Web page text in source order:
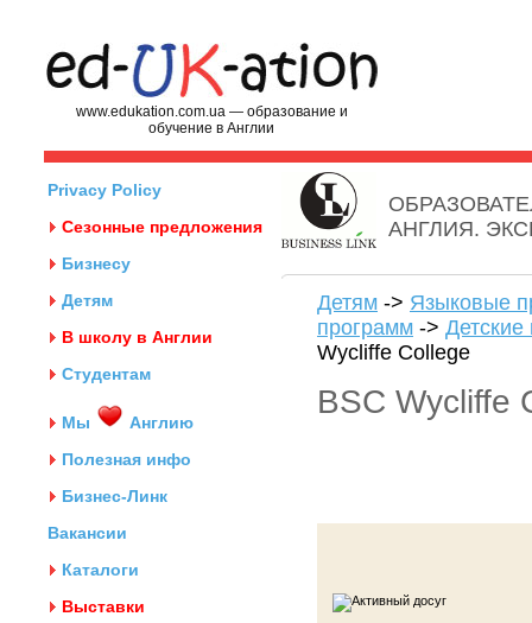
www.edukation.com.ua — образование и
обучение в Англии
Privacy Policy
Сезонные предложения
Бизнесу
Детям
В школу в Англии
Студентам
Мы
Англию
Полезная инфо
Бизнес-Линк
Вакансии
Каталоги
Выставки
АНГЛИЯ.
Детям -> Языковые
программ -> Детские
Wycliffe College
BSC Wycliffe